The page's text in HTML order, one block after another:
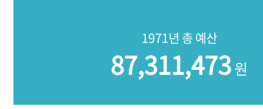
1971년 총 예산
87,311,473원